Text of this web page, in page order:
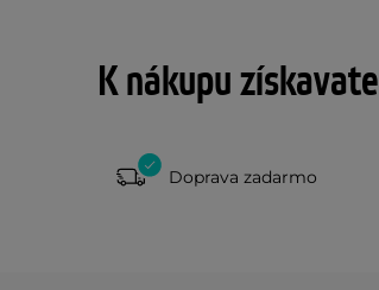
K nákupu získavate
Doprava zadarmo